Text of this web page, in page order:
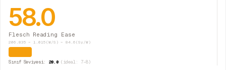
58.0
Flesch Reading Ease
206.835 − 1.015(W/S) − 84.6(Sy/W)
Sınıf Seviyesi: 20.0(ideal: 7–8)